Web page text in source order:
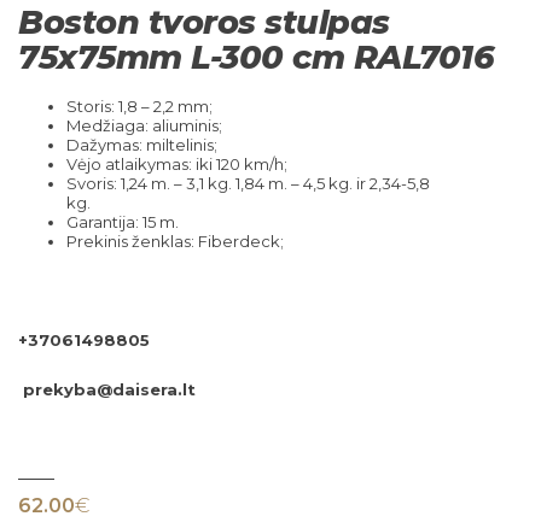
Boston tvoros stulpas
75x75mm L-300 cm RAL7016
Storis: 1,8 – 2,2 mm;
Medžiaga: aliuminis;
Dažymas: miltelinis;
Vėjo atlaikymas: iki 120 km/h;
Svoris: 1,24 m. – 3,1 kg. 1,84 m. – 4,5 kg. ir 2,34-5,8
kg.
Garantija: 15 m.
Prekinis ženklas: Fiberdeck;
+37061498805
prekyba@daisera.lt
62.00€